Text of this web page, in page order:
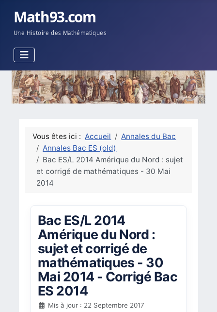
Math93.com
Une Histoire des Mathématiques
Vous êtes ici : Accueil
Annales du Bac
Annales Bac ES (old)
Bac ES/L 2014 Amérique du Nord : sujet
et corrigé de mathématiques - 30 Mai
2014
Bac ES/L 2014
Amérique du Nord :
sujet et corrigé de
mathématiques - 30
Mai 2014 - Corrigé Bac
ES 2014
Mis à jour : 22 Septembre 2017